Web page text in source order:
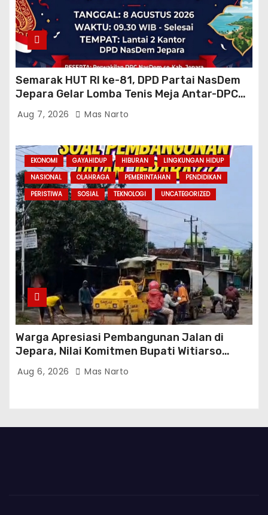
Semarak HUT RI ke-81, DPD Partai NasDem
Jepara Gelar Lomba Tenis Meja Antar-DPC
Se-Kabupaten
Aug 7, 2026 Mas Narto
EKONOMI GAYAHIDUP HIBURAN
LINGKUNGAN HIDUP
NASIONAL
OLAHRAGA PEMERINTAHAN
PENDIDIKAN
PERISTIWA
SOSIAL TEKNOLOGI UNCATEGORIZED
Warga Apresiasi Pembangunan Jalan di
Jepara, Nilai Komitmen Bupati Witiarso
Tingkatkan Infrastruktur dan Perekonomian
Aug 6, 2026 Mas Narto